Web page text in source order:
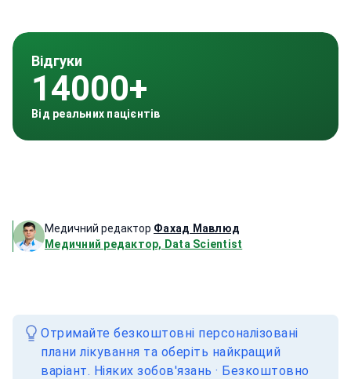
Медичний редактор Фахад Мавлюд
Медичний редактор, Data Scientist
Відгуки
14000+
Від реальних пацієнтів
Отримайте безкоштовні персоналізовані
плани лікування та оберіть найкращий
варіант. Ніяких зобов'язань · Безкоштовно